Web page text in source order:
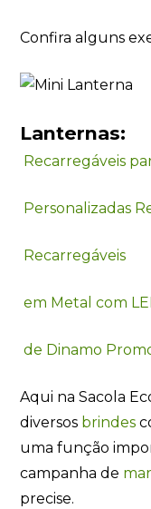
Confira alguns
Lanternas:
Recarregáveis
Personalizadas
Recarregáveis
em Metal com
de Dinamo
Aqui na Sacola
diversos brindes
uma função
campanha de
precise.